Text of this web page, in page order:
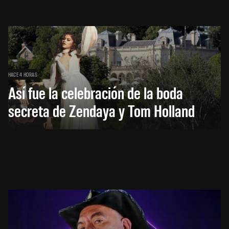
HACE 4 HORAS
Así fue la celebración de la boda
secreta de Zendaya y Tom Holland